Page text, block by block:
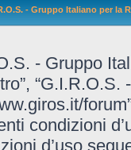
- Gruppo Italiano per la
- Gruppo
condizioni
d’uso